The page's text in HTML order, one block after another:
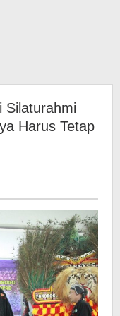
Silaturahmi
Harus Tetap